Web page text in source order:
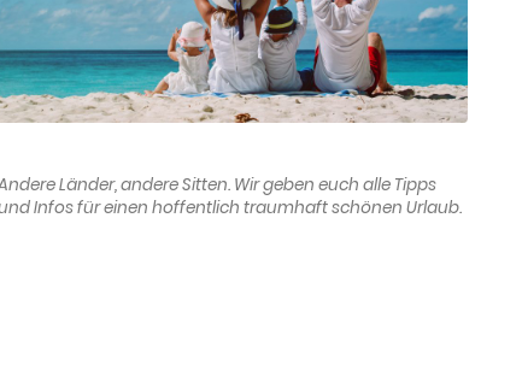
Länder, andere Sitten. Wir geben euch alle Tipps
Infos für einen hoffentlich traumhaft schönen Urlaub.